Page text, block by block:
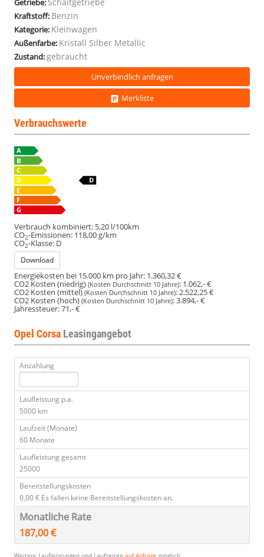
LED
LED
LED
LED
Getriebe:
Kraftstoff: Benzin
Kategorie: Kleinwagen
Außenfarbe: Kristall Silber Metallic
Zustand: gebraucht
Unverbindlich anfragen
Merkliste
Verbrauchswerte
Verbrauch kombiniert: 5,20 l/100km
CO2-Emissionen: 118,00 g/km
CO2-Klasse: D
Download
Energiekosten bei 15.000 km pro Jahr: 1.360,32 €
CO2 Kosten (niedrig) (Kosten Durchschnitt 10 Jahre): 1.062,- €
CO2 Kosten (mittel)(Kosten Durchschnitt 10 Jahre):2.522,25 €
CO2 Kosten (hoch) (Kosten Durchschnitt 10 Jahre):3.894,- €
Jahressteuer:71,- €
Opel Corsa Leasingangebot
Anzahlung
Laufleistung p.a.
5000 km
Laufzeit (Monate)
60 Monate
Laufleistung gesamt
25000
Bereitstellungskosten
0,00 € Es fallen keine Bereitstellungskosten an.
Monatliche Rate
187,00 €
Weitere Laufleistungen und Laufzeiten auf Anfrage möglich.